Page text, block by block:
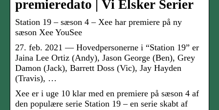
premieredato | Vi Elsker Serier
Station 19 – sæson 4 – Xee har premiere på ny
sæson Xee YouSee
27. feb. 2021 — Hovedpersonerne i “Station 19” er
Jaina Lee Ortiz (Andy), Jason George (Ben), Grey
Damon (Jack), Barrett Doss (Vic), Jay Hayden
(Travis), …
Xee er i uge 10 klar med en premiere på sæson 4 af
den populære serie Station 19 – en serie skabt af